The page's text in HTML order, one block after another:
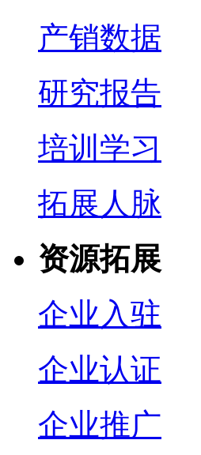
产销数据
研究报告
培训学习
拓展人脉
资源拓展
企业入驻
企业认证
企业推广